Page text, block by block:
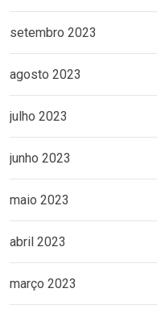
setembro 2023
agosto 2023
julho 2023
junho 2023
maio 2023
abril 2023
março 2023